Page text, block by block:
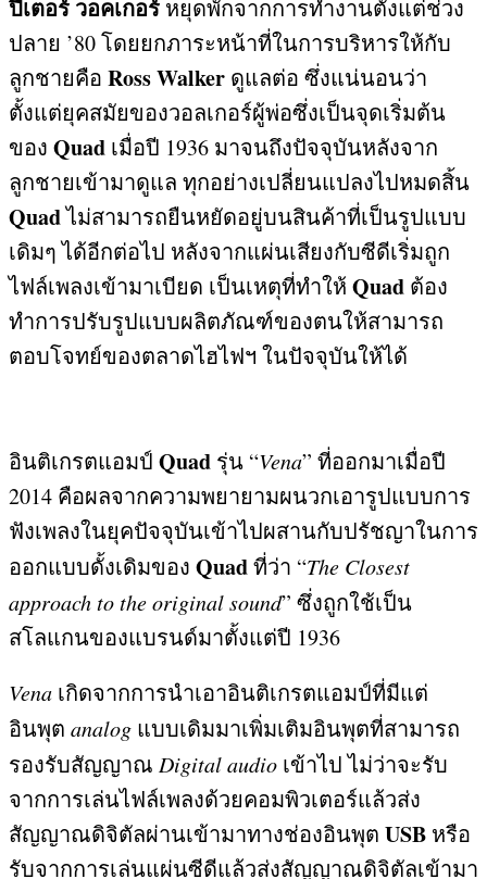
ปีเตอร์ วอคเกอร์ หยุดพักจากการทำงานตั้งแต่ช่วง
ปลาย ’80โดยยกภาระหน้าที่ในการบริหารให้กับ
ลูกชายคือ Ross Walker ดูแลต่อ ซึ่งแน่นอนว่า
ตั้งแต่ยุคสมัยของวอลเกอร์ผู้พ่อซึ่งเป็นจุดเริ่มต้น
ของ Quad เมื่อปี 1936 มาจนถึงปัจจุบันหลังจาก
ลูกชายเข้ามาดูแล ทุกอย่างเปลี่ยนแปลงไปหมดสิ้น
Quadไม่สามารถยืนหยัดอยู่บนสินค้าที่เป็นรูปแบบ
เดิมๆ ได้อีกต่อไป หลังจากแผ่นเสียงกับซีดีเริ่มถูก
ไฟล์เพลงเข้ามาเบียด เป็นเหตุที่ทำให้ Quad ต้อง
ทำการปรับรูปแบบผลิตภัณฑ์ของตนให้สามารถ
ตอบโจทย์ของตลาดไฮไฟฯ ในปัจจุบันให้ได้
อินติเกรตแอมป์ Quad รุ่น “Vena” ที่ออกมาเมื่อปี
2014 คือผลจากความพยายามผนวกเอารูปแบบการ
ฟังเพลงในยุคปัจจุบันเข้าไปผสานกับปรัชญาในการ
ออกแบบดั้งเดิมของ Quadที่ว่า “The Closest
approach to the original sound” ซึ่งถูกใช้เป็น
สโลแกนของแบรนด์มาตั้งแต่ปี 1936
Vena เกิดจากการนำเอาอินติเกรตแอมป์ที่มีแต่
อินพุต analog แบบเดิมมาเพิ่มเติมอินพุตที่สามารถ
รองรับสัญญาณ Digital audio เข้าไป ไม่ว่าจะรับ
จากการเล่นไฟล์เพลงด้วยคอมพิวเตอร์แล้วส่ง
สัญญาณดิจิตัลผ่านเข้ามาทางช่องอินพุต USB หรือ
รับจากการเล่นแผ่นซีดีแล้วส่งสัญญาณดิจิตัลเข้ามา